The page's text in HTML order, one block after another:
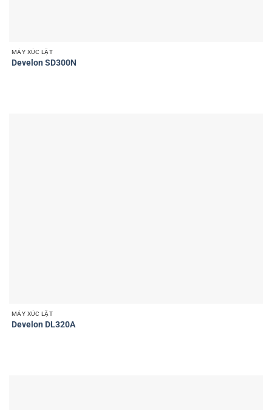
MÁY XÚC LẬT
Develon SD300N
MÁY XÚC LẬT
Develon DL320A